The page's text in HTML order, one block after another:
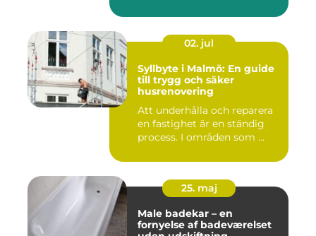
02. jul
Syllbyte i Malmö: En guide
till trygg och säker
husrenovering
Att underhålla och reparera
en fastighet är en ständig
process. I områden som ...
25. maj
Male badekar – en
fornyelse af badeværelset